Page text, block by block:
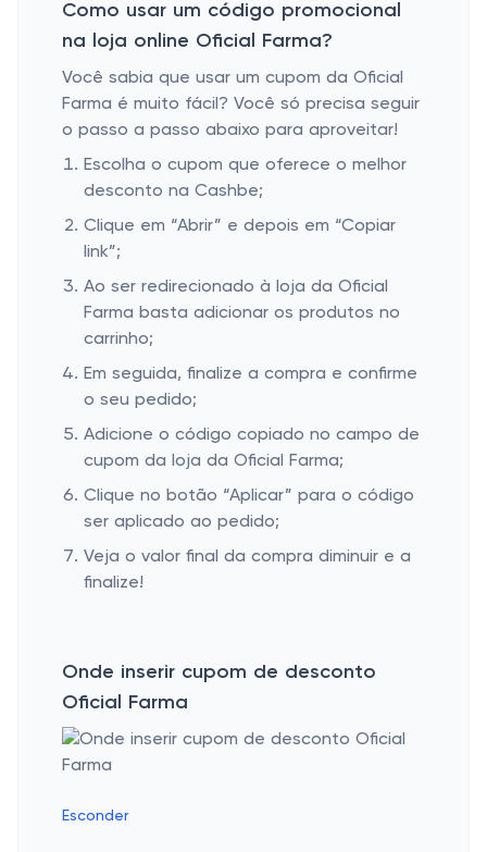
Como usar um código promocional
na loja online Oficial Farma?
Você sabia que usar um cupom da Oficial
Farma é muito fácil? Você só precisa seguir
o passo a passo abaixo para aproveitar!
Escolha o cupom que oferece o melhor
desconto na Cashbe;
Clique em “Abrir” e depois em “Copiar
link”;
Ao ser redirecionado à loja da Oficial
Farma basta adicionar os produtos no
carrinho;
Em seguida, finalize a compra e confirme
o seu pedido;
Adicione o código copiado no campo de
cupom da loja da Oficial Farma;
Clique no botão “Aplicar” para o código
ser aplicado ao pedido;
Veja o valor final da compra diminuir e a
finalize!
Onde inserir cupom de desconto
Oficial Farma
Esconder